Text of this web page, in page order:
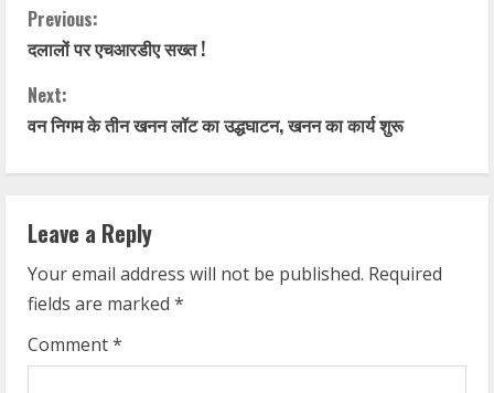
C
o
n
t
i
n
u
e
Previous:
दलालों पर एचआरडीए सख्त !
Next:
वन निगम के तीन खनन लॉट का उद्धघाटन, खनन का कार्य शुरू
Leave a Reply
Your email address will not be published. Required
fields are marked *
Comment*